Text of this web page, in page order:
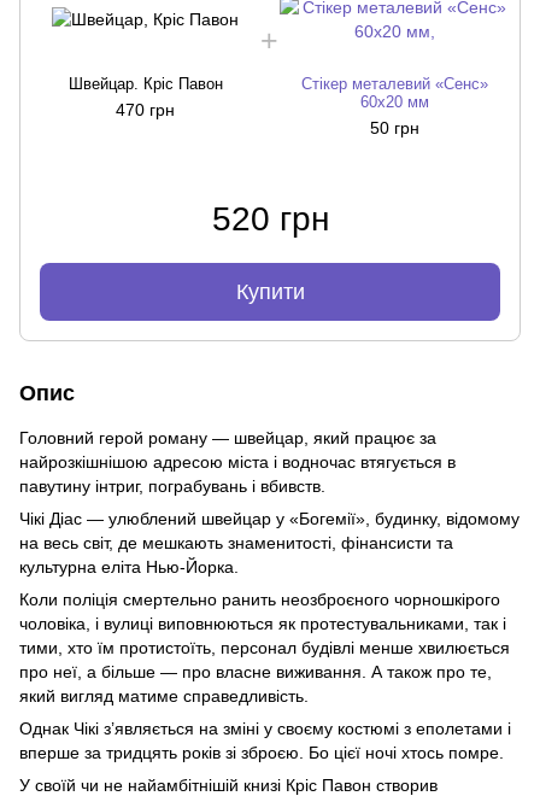
Швейцар. Кріс Павон
470 грн
Стікер металевий «Сенс»
60х20 мм
50 грн
520 грн
Купити
Опис
Головний герой роману — швейцар, який працює за
найрозкішнішою адресою міста і водночас втягується в
павутину інтриг, пограбувань і вбивств.
Чікі Діас — улюблений швейцар у «Богемії», будинку, відомому
на весь світ, де мешкають знаменитості, фінансисти та
культурна еліта Нью-Йорка.
Коли поліція смертельно ранить неозброєного чорношкірого
чоловіка, і вулиці виповнюються як протестувальниками, так і
тими, хто їм протистоїть, персонал будівлі менше хвилюється
про неї, а більше — про власне виживання. А також про те,
який вигляд матиме справедливість.
Однак Чікі з’являється на зміні у своєму костюмі з еполетами і
вперше за тридцять років зі зброєю. Бо цієї ночі хтось помре.
У своїй чи не найамбітнішій книзі Кріс Павон створив